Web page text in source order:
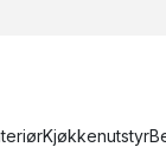
Kjøkkenutstyr